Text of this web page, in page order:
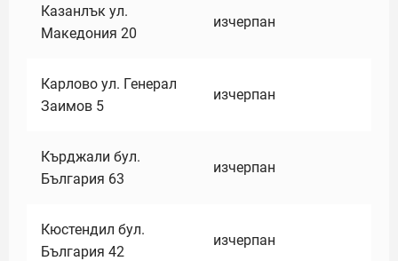
Казанлък ул.
Македония 20
изчерпан
Карлово ул. Генерал
Заимов 5
изчерпан
Кърджали бул.
България 63
изчерпан
Кюстендил бул.
България 42
изчерпан